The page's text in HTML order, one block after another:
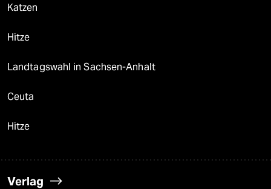
Katzen
Hitze
Landtagswahl in Sachsen-Anhalt
Ceuta
Hitze
Verlag